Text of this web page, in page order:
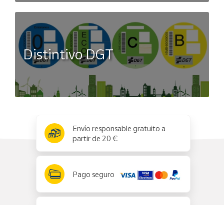
Distintivo DGT
Envío responsable gratuito a
partir de 20 €
Pago seguro